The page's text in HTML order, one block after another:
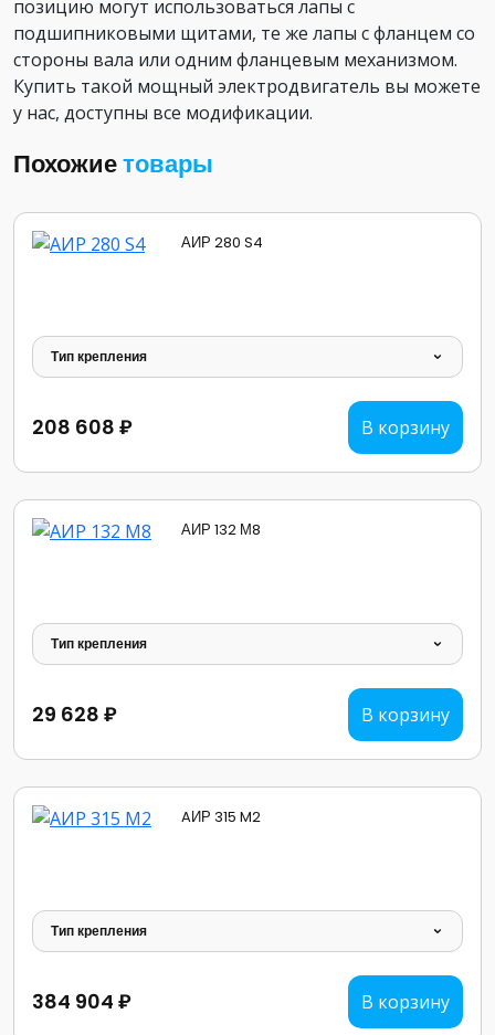
позицию могут использоваться лапы с
подшипниковыми щитами, те же лапы с фланцем со
стороны вала или одним фланцевым механизмом.
Купить такой мощный электродвигатель вы можете
у нас, доступны все модификации.
Похожиетовары
АИР 280 S4
Тип крепления
208 608 ₽ В корзину
АИР 132 М8
Тип крепления
29 628 ₽ В корзину
AИР 315 M2
Тип крепления
384 904 ₽ В корзину